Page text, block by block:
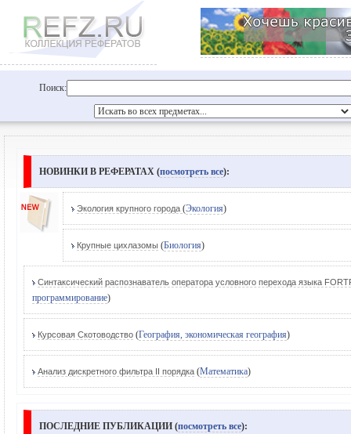
Поиск:
НОВИНКИ В РЕФЕРАТАХ (посмотреть все):
Экология крупного города (Экология)
Крупные цихлазомы (Биология)
Синтаксический распознаватель оператора условного перехода языка
программирование)
Курсовая Скотоводство (География, экономическая география)
Анализ дискретного фильтра II порядка (Математика)
ПОСЛЕДНИЕ ПУБЛИКАЦИИ (посмотреть все):